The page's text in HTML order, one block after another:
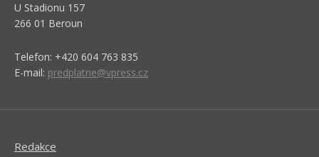
U Stadionu 157
266 01 Beroun
Telefon: +420 604 763 835
E-mail: predplatne@vpress.cz
Redakce